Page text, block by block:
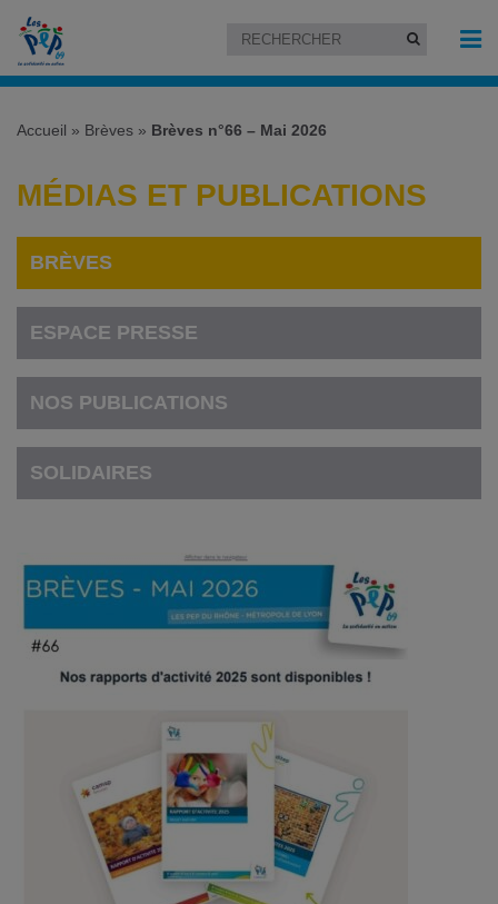
Accueil » Brèves » Brèves n°66 – Mai 2026
MÉDIAS ET PUBLICATIONS
BRÈVES
ESPACE PRESSE
NOS PUBLICATIONS
SOLIDAIRES